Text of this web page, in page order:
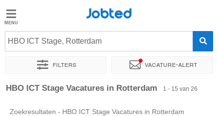
Jobted
Vacatures
Salarissen
Jobted
HBO ICT Stage, Rotterdam
Filters Vacature-alert
Sorteer op Exacte locatie Bedrijf Soort dienstverband
HBO ICT Stage Vacatures in Rotterdam 1 - 15 van 26
Zoekresultaten - HBO ICT Stage Vacatures in Rotterdam